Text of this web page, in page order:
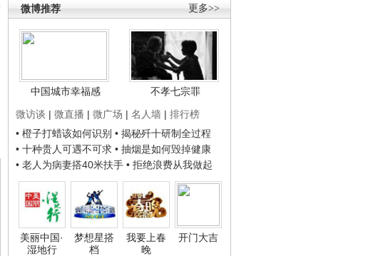
更多>>
微博推荐
中国城市幸福感
不孝七宗罪
微访谈 | 微直播 | 微广场 | 名人墙 | 排行榜
• 橙子打蜡该如何识别 • 揭秘歼十研制全过程
• 十种贵人可遇不可求 • 抽烟是如何毁掉健康
• 老人为病妻搭40米扶手 • 拒绝浪费从我做起
美丽中国·
湿地行
梦想星搭
档
我要上春
晚
开门大吉